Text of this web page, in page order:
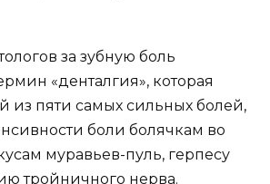
за зубную боль
«денталгия», которая
из пяти самых сильных болей,
боли болячкам во
муравьев-пуль, герпесу
тройничного нерва.